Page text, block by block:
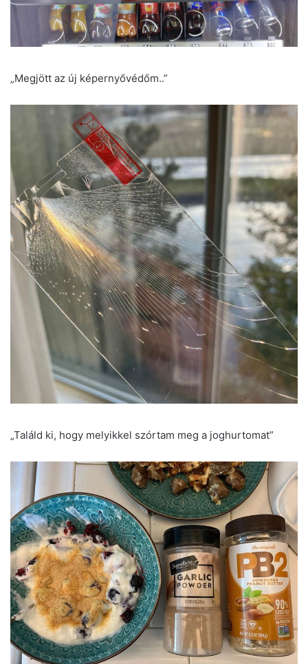
„Megjött az új képernyővédőm..”
„Találd ki, hogy melyikkel szórtam meg a joghurtomat”